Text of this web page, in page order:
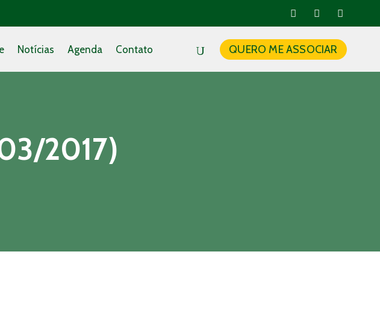
Notícias Agenda Contato QUERO ME ASSOCIAR
2017)